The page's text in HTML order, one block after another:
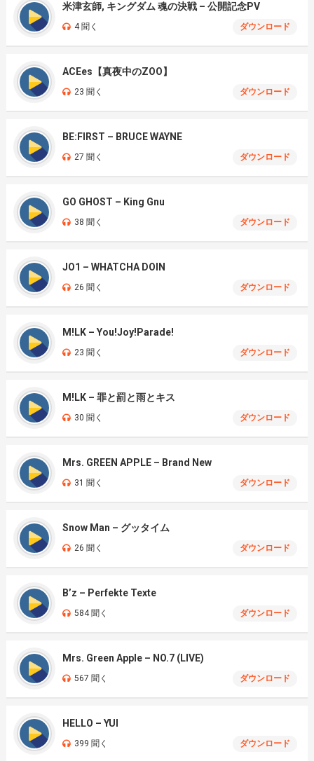
米津玄師, キングダム 魂の決戦 – 公開記念PV
4 聞く ダウンロード
ACEes【真夜中のZOO】
23 聞く ダウンロード
BE:FIRST – BRUCE WAYNE
27 聞く ダウンロード
GO GHOST – King Gnu
38 聞く ダウンロード
JO1 – WHATCHA DOIN
26 聞く ダウンロード
M!LK – You!Joy!Parade!
23 聞く ダウンロード
M!LK – 罪と罰と雨とキス
30 聞く ダウンロード
Mrs. GREEN APPLE – Brand New
31 聞く ダウンロード
Snow Man – グッタイム
26 聞く ダウンロード
B’z – Perfekte Texte
584 聞く ダウンロード
Mrs. Green Apple – NO.7 (LIVE)
567 聞く ダウンロード
HELLO – YUI
399 聞く ダウンロード